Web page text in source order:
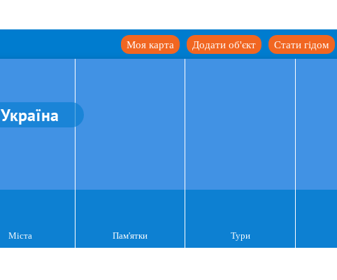
Стати гідом
Додати об'єкт
Моя карта
Україна
Міста Пам'ятки Тури